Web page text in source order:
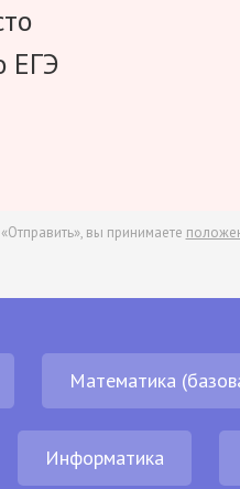
ЕГЭ
вы принимаете
Математика
Информатика